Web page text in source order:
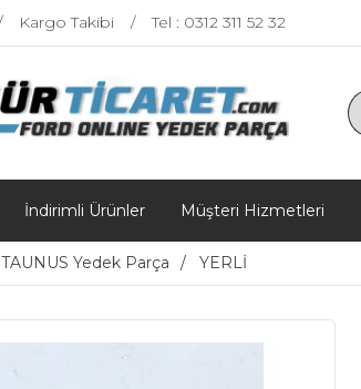
Kargo Takibi Tel : 0312 311 52 32
İndirimli Ürünler Müşteri Hizmetleri
TAUNUS Yedek Parça YERLİ